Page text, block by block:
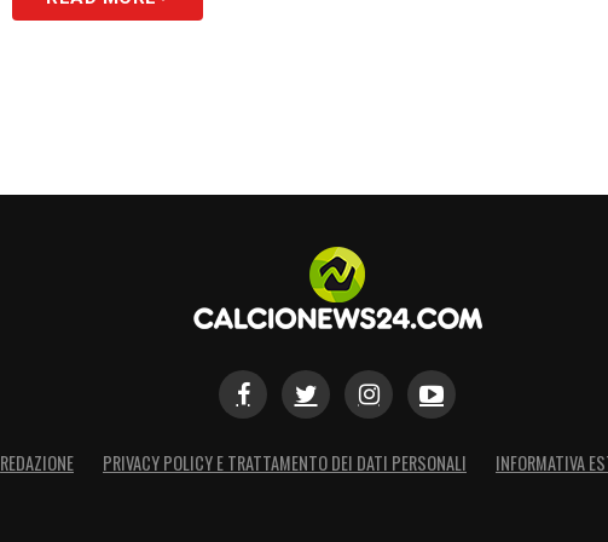
REDAZIONE PRIVACY POLICY E TRATTAMENTO DEI DATI PERSONALI INFORMATIVA